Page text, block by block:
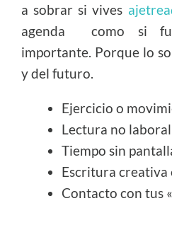
a sobrar si vives
agenda como si
importante. Porque lo
y del futuro.
Ejercicio o
Lectura no
Tiempo sin
Escritura creativa
Contacto con tus